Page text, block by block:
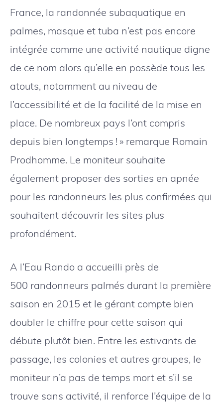
France, la randonnée subaquatique en
palmes, masque et tuba n’est pas encore
intégrée comme une activité nautique digne
de ce nom alors qu’elle en possède tous les
atouts, notamment au niveau de
l’accessibilité et de la facilité de la mise en
place. De nombreux pays l’ont compris
depuis bien longtemps ! » remarque Romain
Prodhomme. Le moniteur souhaite
également proposer des sorties en apnée
pour les randonneurs les plus confirmées qui
souhaitent découvrir les sites plus
profondément.
A l’Eau Rando a accueilli près de
500 randonneurs palmés durant la première
saison en 2015 et le gérant compte bien
doubler le chiffre pour cette saison qui
débute plutôt bien. Entre les estivants de
passage, les colonies et autres groupes, le
moniteur n’a pas de temps mort et s’il se
trouve sans activité, il renforce l’équipe de la